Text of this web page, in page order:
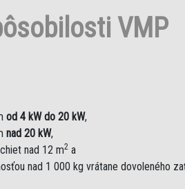
VMP
od 4 kW do 20 kW,
nad 20 kW,
nad 12 m2 a
nad 1 000 kg vrátane dovoleného